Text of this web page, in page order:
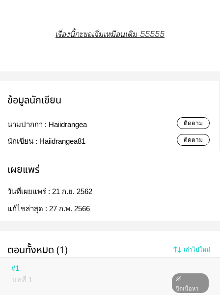
เรื่องนี้ะเจิ่มเหมือนเดิม 55555
ข้อมูลนักเขียน
นามปากกา : Haiidrangea ติดตาม
นักเขียน : Haiidrangea81 ติดตาม
เผยแพร่
วันที่เผยแพร่ : 21 ก.ย. 2562
แก้ไขล่าสุด : 27 ก.พ. 2566
ตอนทั้งหมด (1) เก่าไปใหม่
#1
บทที่ 1
ปิดเนื้อหา